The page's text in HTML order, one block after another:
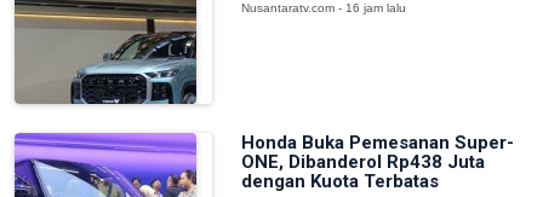
Nusantaratv.com - 16 jam lalu
Honda Buka Pemesanan Super-
ONE, Dibanderol Rp438 Juta
dengan Kuota Terbatas